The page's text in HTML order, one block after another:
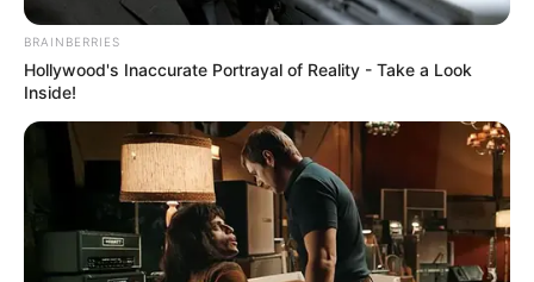
BRAINBERRIES
Hollywood's Inaccurate Portrayal of Reality - Take a Look
Inside!